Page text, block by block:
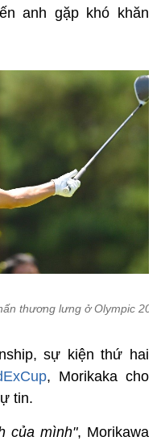
anh gặp khó khăn
thương lưng ở Olympic
sự kiện thứ hai
, Morikaka cho
tin.
của mình", Morikawa